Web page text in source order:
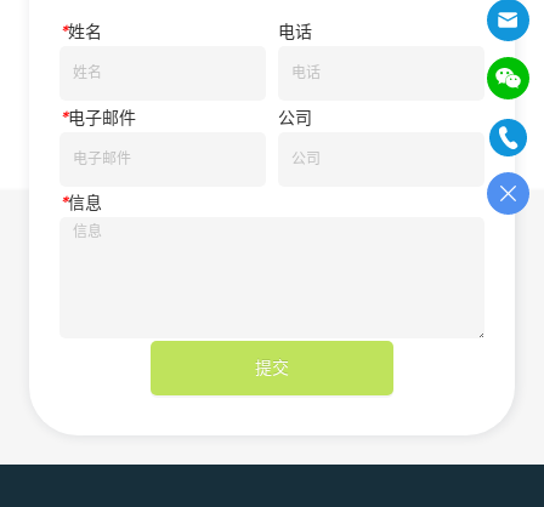
*姓名 电话
*电子邮件 公司
*信息
提交